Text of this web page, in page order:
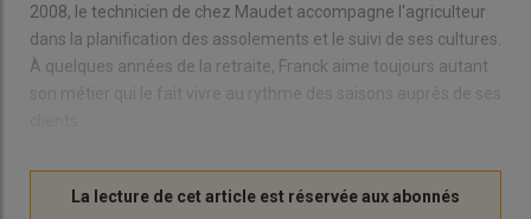
2008, le technicien de chez Maudet accompagne l'agriculteur
dans la planification des assolements et le suivi de ses cultures.
À quelques années de la retraite, Franck aime toujours autant